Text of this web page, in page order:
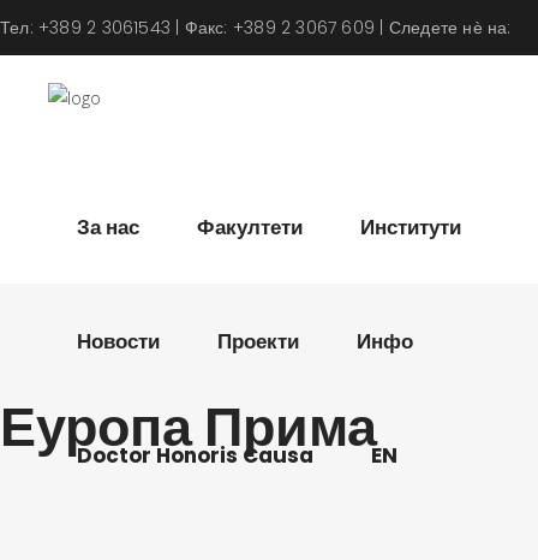
Тел: +389 2 3061543 | Факс: +389 2 3067 609 | Следете нѐ на:
За нас Факултети Институти
Новости Проекти Инфо
Doctor Honoris Causa EN
Еуропа Прима